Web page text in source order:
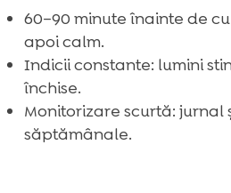
60–90 minute înainte de
apoi calm.
Indicii constante: lumini
închise.
Monitorizare scurtă: jurnal
săptămânale.